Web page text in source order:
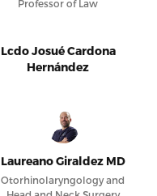
Professor of Law
Lcdo Josué Cardona
Hernández
Laureano Giraldez MD
Otorhinolaryngology and